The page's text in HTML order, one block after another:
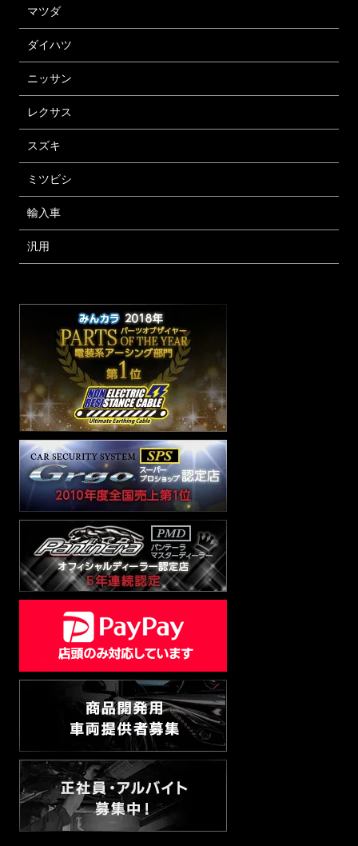
マツダ
ダイハツ
ニッサン
レクサス
スズキ
ミツビシ
輸入車
汎用